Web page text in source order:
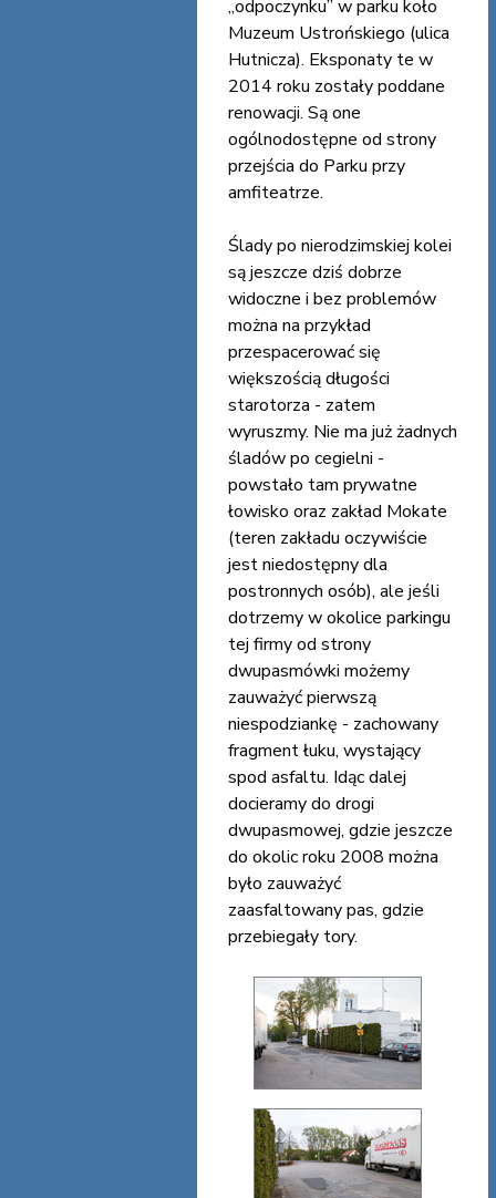
„odpoczynku” w parku koło
Muzeum Ustrońskiego (ulica
Hutnicza). Eksponaty te w
2014 roku zostały poddane
renowacji. Są one
ogólnodostępne od strony
przejścia do Parku przy
amfiteatrze.
Ślady po nierodzimskiej kolei
są jeszcze dziś dobrze
widoczne i bez problemów
można na przykład
przespacerować się
większością długości
starotorza - zatem
wyruszmy. Nie ma już żadnych
śladów po cegielni -
powstało tam prywatne
łowisko oraz zakład Mokate
(teren zakładu oczywiście
jest niedostępny dla
postronnych osób), ale jeśli
dotrzemy w okolice parkingu
tej firmy od strony
dwupasmówki możemy
zauważyć pierwszą
niespodziankę - zachowany
fragment łuku, wystający
spod asfaltu. Idąc dalej
docieramy do drogi
dwupasmowej, gdzie jeszcze
do okolic roku 2008 można
było zauważyć
zaasfaltowany pas, gdzie
przebiegały tory.